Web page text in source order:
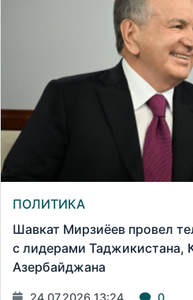
ПОЛИТИКА
Шавкат Мирзиёев провел
с лидерами Таджикистана,
Азербайджана
24.07.2026 13:24 0